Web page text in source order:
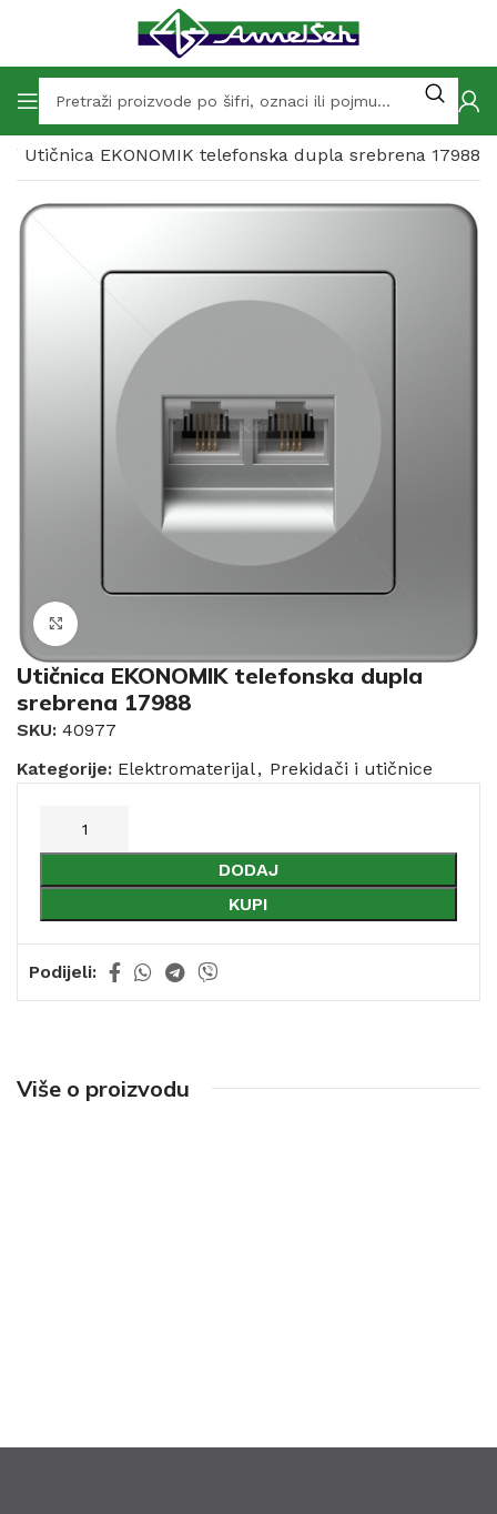
Utičnica EKONOMIK telefonska dupla srebrena 17988
Utičnica EKONOMIK telefonska dupla
srebrena 17988
SKU: 40977
Kategorije: Elektromaterijal, Prekidači i utičnice
DODAJ
KUPI
Podijeli:
Više o proizvodu